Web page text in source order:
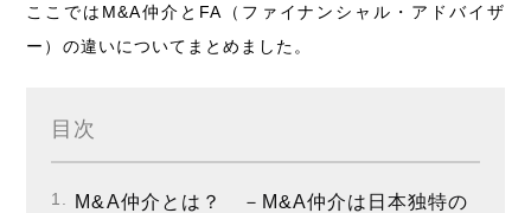
ここではM&A仲介とFA（ファイナンシャル・アドバイザ
ー）の違いについてまとめました。
目次
M&A仲介とは？ －M&A仲介は日本独特の